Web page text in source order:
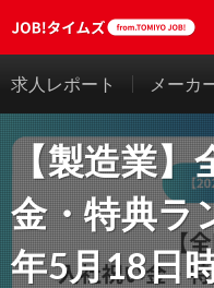
求人レポート メーカ
【製造業】
金・特典ラ
年5月18日